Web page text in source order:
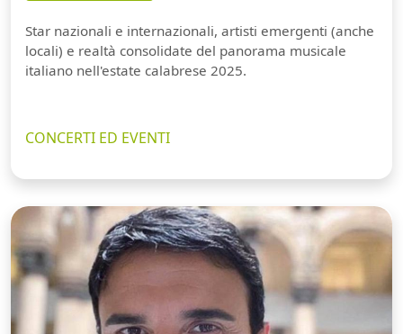
Star nazionali e internazionali, artisti emergenti (anche
locali) e realtà consolidate del panorama musicale
italiano nell'estate calabrese 2025.
CONCERTI ED EVENTI